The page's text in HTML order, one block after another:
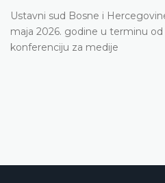
Ustavni sud Bosne i
maja 2026. godine u terminu od
konferenciju za medije